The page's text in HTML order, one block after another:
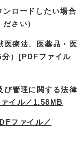
ンロードしたい場合
さい）
医療法、医薬品・医
分）[PDFファイル
び管理に関する法律
イル／1.58MB
ファイル／